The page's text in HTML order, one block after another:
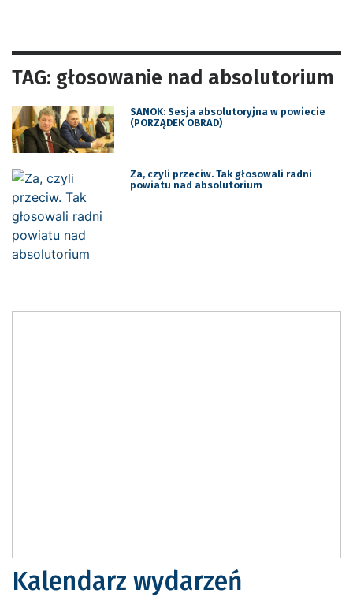
TAG: głosowanie nad absolutorium
SANOK: Sesja absolutoryjna w powiecie
(PORZĄDEK OBRAD)
Za, czyli przeciw. Tak głosowali radni
powiatu nad absolutorium
Kalendarz wydarzeń